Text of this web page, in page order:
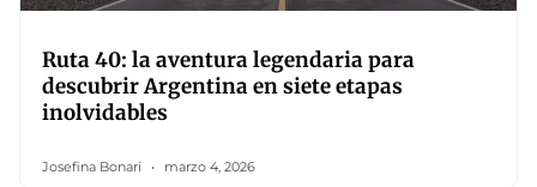
Ruta 40: la aventura legendaria para
descubrir Argentina en siete etapas
inolvidables
Josefina Bonari marzo 4, 2026